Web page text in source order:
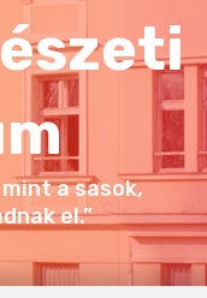
a sasok,
el.”